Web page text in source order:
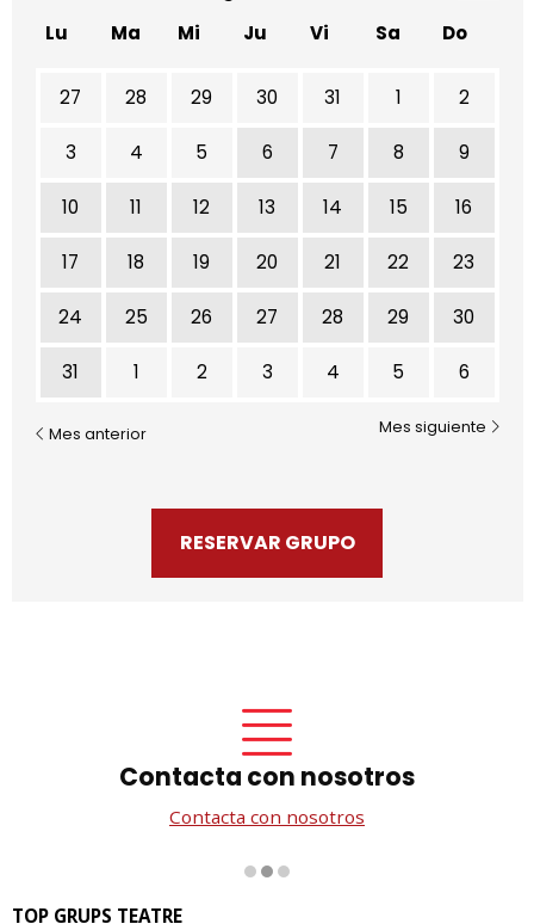
Lu
Ma Mi Ju Vi Sa Do
No hay ninguna actividad este mes
27 28 29 30 31 1 2
3 4 5 6 7 8 9
10 11 12 13 14 15 16
17 18 19 20 21 22 23
24 25 26 27 28 29 30
31 1 2 3 4 5 6
Mes anterior Mes siguiente
RESERVAR GRUPO
Contacta con nosotros
Contacta con nosotros
TOP GRUPS TEATRE